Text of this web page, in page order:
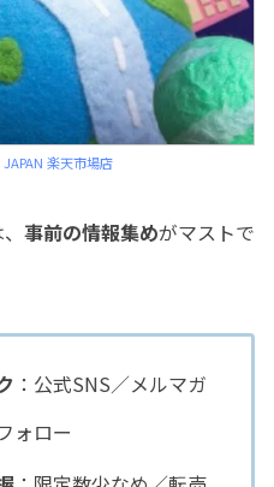
JAPAN 楽天市場店
事前の情報集めがマストで
：公式SNS／メルマガ
ォロー